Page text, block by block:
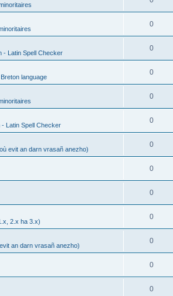
0
- Latin Spell Checker
0
language
0
0
Latin Spell Checker
0
evit an darn vrasañ anezho)
0
0
0
2.x ha 3.x)
0
an darn vrasañ anezho)
0
0
0